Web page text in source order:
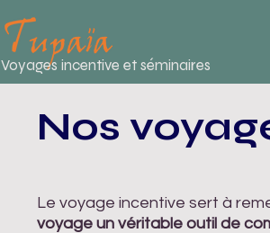
Voyages incentive et séminaires
Nos
Le voyage incentive sert à
voyage un véritable outil de